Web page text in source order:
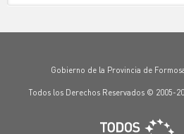
Gobierno de la Provincia de
Todos los Derechos Reservados © 2005-